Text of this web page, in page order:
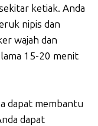
ketiak. Anda
nipis dan
wajah dan
15-20 menit
dapat membantu
dapat